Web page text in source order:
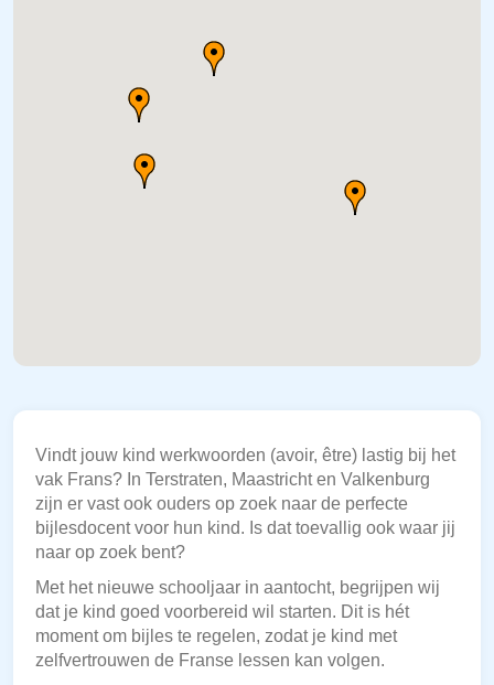
Vindt jouw kind werkwoorden (avoir, être) lastig bij het
vak Frans? In Terstraten, Maastricht en Valkenburg
zijn er vast ook ouders op zoek naar de perfecte
bijlesdocent voor hun kind. Is dat toevallig ook waar jij
naar op zoek bent?
Met het nieuwe schooljaar in aantocht, begrijpen wij
dat je kind goed voorbereid wil starten. Dit is hét
moment om bijles te regelen, zodat je kind met
zelfvertrouwen de Franse lessen kan volgen.